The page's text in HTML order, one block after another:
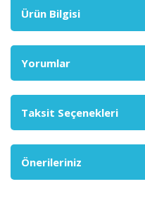
Ürün Bilgisi
Yorumlar
Taksit Seçenekleri
Önerileriniz